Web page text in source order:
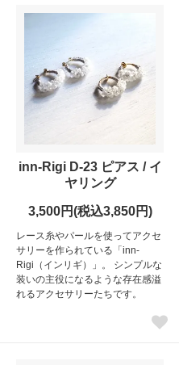
inn-Rigi D-23 ピアス / イ
ヤリング
3,500円(税込3,850円)
レース糸やパールを使ってアクセ
サリーを作られている「inn-
Rigi（インリギ）」。 シンプルな
装いの主役になるような存在感溢
れるアクセサリーたちです。